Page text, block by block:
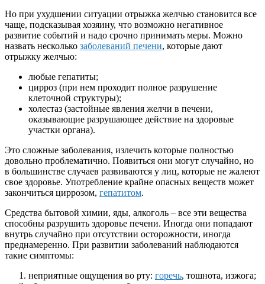
Но при ухудшении ситуации отрыжка желчью становится все
чаще, подсказывая хозяину, что возможно негативное
развитие событий и надо срочно принимать меры. Можно
назвать несколько заболеваний печени, которые дают
отрыжку желчью:
любые гепатиты;
цирроз (при нем проходит полное разрушение
клеточной структуры);
холестаз (застойные явления желчи в печени,
оказывающие разрушающее действие на здоровые
участки органа).
Это сложные заболевания, излечить которые полностью
довольно проблематично. Появиться они могут случайно, но
в большинстве случаев развиваются у лиц, которые не жалеют
свое здоровье. Употребление крайне опасных веществ может
закончиться циррозом, гепатитом.
Средства бытовой химии, яды, алкоголь – все эти вещества
способны разрушить здоровье печени. Иногда они попадают
внутрь случайно при отсутствии осторожности, иногда
преднамеренно. При развитии заболеваний наблюдаются
такие симптомы:
неприятные ощущения во рту: горечь, тошнота, изжога;